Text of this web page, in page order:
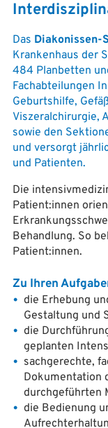
Das Diakonissen-
Krankenhaus der
484 Planbetten
Fachabteilungen
Geburtshilfe,
Viszeralchirurgie,
sowie den
und versorgt
und Patienten.
Die
Patient:innen
Behandlung. So
Patient:innen.
Zu Ihren
die Erhebung
Gestaltung und
die
geplanten
sachgerechte,
Dokumentation
durchgeführten
die Bedienung